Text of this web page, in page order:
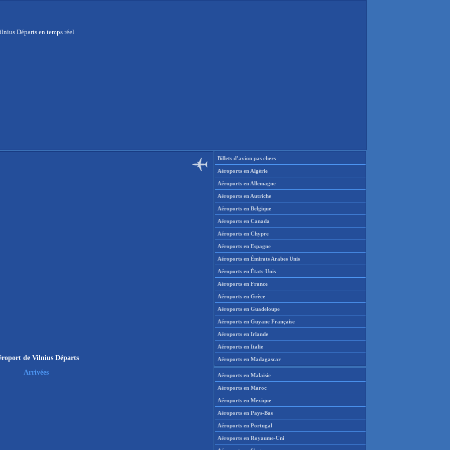
Départs en temps réel
de Vilnius Départs
Arrivées
Billets d’avion pas chers
Aéroports en Algérie
Aéroports en Allemagne
Aéroports en Autriche
Aéroports en Belgique
Aéroports en Canada
Aéroports en Chypre
Aéroports en Espagne
Aéroports en Émirats Arabes Unis
Aéroports en États-Unis
Aéroports en France
Aéroports en Grèce
Aéroports en Guadeloupe
Aéroports en Guyane Française
Aéroports en Irlande
Aéroports en Italie
Aéroports en Madagascar
Aéroports en Malaisie
Aéroports en Maroc
Aéroports en Mexique
Aéroports en Pays-Bas
Aéroports en Portugal
Aéroports en Royaume-Uni